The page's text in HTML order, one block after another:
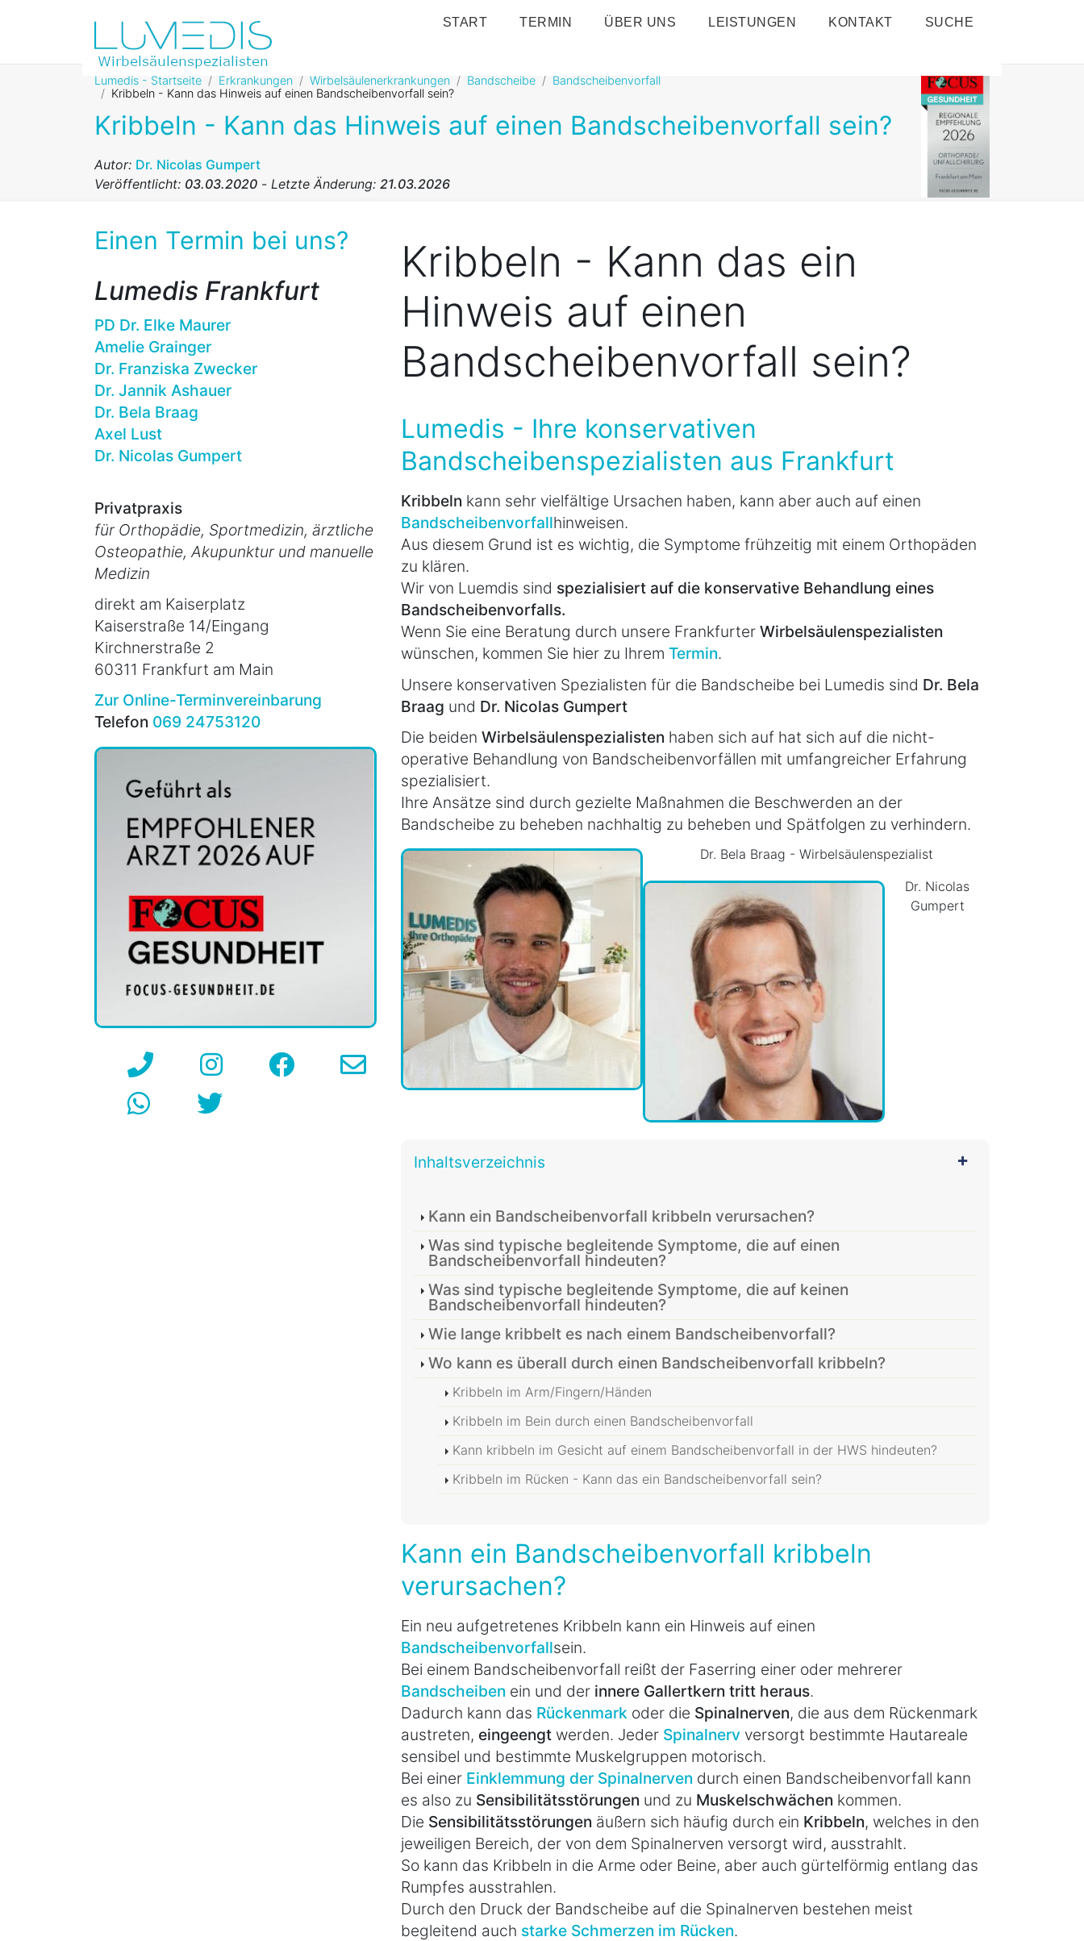
START TERMIN ÜBER UNS LEISTUNGEN KONTAKT SUCHE
Lumedis - Startseite Erkrankungen Wirbelsäulenerkrankungen Bandscheibe
Bandscheibenvorfall
Kribbeln - Kann das Hinweis auf einen Bandscheibenvorfall sein?
Kribbeln - Kann das Hinweis auf einen Bandscheibenvorfall sein?
Autor: Dr. Nicolas Gumpert
Veröffentlicht: 03.03.2020 - Letzte Änderung: 21.03.2026
Einen Termin bei uns?
Lumedis Frankfurt
PD Dr. Elke Maurer
Amelie Grainger
Dr. Franziska Zwecker
Dr. Jannik Ashauer
Dr. Bela Braag
Axel Lust
Dr. Nicolas Gumpert
Privatpraxis
für Orthopädie, Sportmedizin, ärztliche
Osteopathie, Akupunktur und manuelle
Medizin
direkt am Kaiserplatz
Kaiserstraße 14/Eingang
Kirchnerstraße 2
60311 Frankfurt am Main
Zur Online-Terminvereinbarung
Telefon 069 24753120
Kribbeln - Kann das ein
Hinweis auf einen
Bandscheibenvorfall sein?
Lumedis - Ihre konservativen
Bandscheibenspezialisten aus Frankfurt
Kribbeln kann sehr vielfältige Ursachen haben, kann aber auch auf einen
Bandscheibenvorfallhinweisen.
Aus diesem Grund ist es wichtig, die Symptome frühzeitig mit einem Orthopäden
zu klären.
Wir von Luemdis sind spezialisiert auf die konservative Behandlung eines
Bandscheibenvorfalls.
Wenn Sie eine Beratung durch unsere Frankfurter Wirbelsäulenspezialisten
wünschen, kommen Sie hier zu Ihrem Termin.
Unsere konservativen Spezialisten für die Bandscheibe bei Lumedis sind Dr. Bela
Braag und Dr. Nicolas Gumpert
Die beiden Wirbelsäulenspezialisten haben sich auf hat sich auf die nicht-
operative Behandlung von Bandscheibenvorfällen mit umfangreicher Erfahrung
spezialisiert.
Ihre Ansätze sind durch gezielte Maßnahmen die Beschwerden an der
Bandscheibe zu beheben nachhaltig zu beheben und Spätfolgen zu verhindern.
Dr. Bela Braag - Wirbelsäulenspezialist
Dr. Nicolas
Gumpert
Inhaltsverzeichnis
Kann ein Bandscheibenvorfall kribbeln verursachen?
Was sind typische begleitende Symptome, die auf einen
Bandscheibenvorfall hindeuten?
Was sind typische begleitende Symptome, die auf keinen
Bandscheibenvorfall hindeuten?
Wie lange kribbelt es nach einem Bandscheibenvorfall?
Wo kann es überall durch einen Bandscheibenvorfall kribbeln?
Kribbeln im Arm/Fingern/Händen
Kribbeln im Bein durch einen Bandscheibenvorfall
Kann kribbeln im Gesicht auf einem Bandscheibenvorfall in der HWS hindeuten?
Kribbeln im Rücken - Kann das ein Bandscheibenvorfall sein?
Kann ein Bandscheibenvorfall kribbeln
verursachen?
Ein neu aufgetretenes Kribbeln kann ein Hinweis auf einen
Bandscheibenvorfallsein.
Bei einem Bandscheibenvorfall reißt der Faserring einer oder mehrerer
Bandscheiben ein und der innere Gallertkern tritt heraus.
Dadurch kann das Rückenmark oder die Spinalnerven, die aus dem Rückenmark
austreten, eingeengt werden. Jeder Spinalnerv versorgt bestimmte Hautareale
sensibel und bestimmte Muskelgruppen motorisch.
Bei einer Einklemmung der Spinalnerven durch einen Bandscheibenvorfall kann
es also zu Sensibilitätsstörungen und zu Muskelschwächen kommen.
Die Sensibilitätsstörungen äußern sich häufig durch ein Kribbeln, welches in den
jeweiligen Bereich, der von dem Spinalnerven versorgt wird, ausstrahlt.
So kann das Kribbeln in die Arme oder Beine, aber auch gürtelförmig entlang das
Rumpfes ausstrahlen.
Durch den Druck der Bandscheibe auf die Spinalnerven bestehen meist
begleitend auch starke Schmerzen im Rücken.